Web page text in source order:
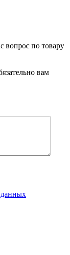
вопрос по товару
вам
данных